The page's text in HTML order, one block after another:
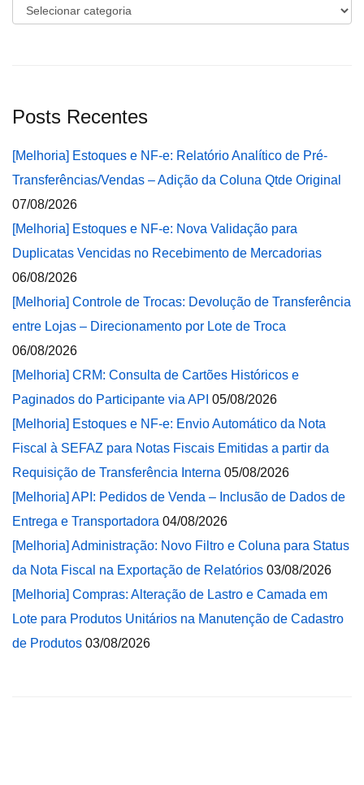
Categorias
Posts Recentes
[Melhoria] Estoques e NF-e: Relatório Analítico de Pré-
Transferências/Vendas – Adição da Coluna Qtde Original
07/08/2026
[Melhoria] Estoques e NF-e: Nova Validação para
Duplicatas Vencidas no Recebimento de Mercadorias
06/08/2026
[Melhoria] Controle de Trocas: Devolução de Transferência
entre Lojas – Direcionamento por Lote de Troca
06/08/2026
[Melhoria] CRM: Consulta de Cartões Históricos e
Paginados do Participante via API 05/08/2026
[Melhoria] Estoques e NF-e: Envio Automático da Nota
Fiscal à SEFAZ para Notas Fiscais Emitidas a partir da
Requisição de Transferência Interna 05/08/2026
[Melhoria] API: Pedidos de Venda – Inclusão de Dados de
Entrega e Transportadora 04/08/2026
[Melhoria] Administração: Novo Filtro e Coluna para Status
da Nota Fiscal na Exportação de Relatórios 03/08/2026
[Melhoria] Compras: Alteração de Lastro e Camada em
Lote para Produtos Unitários na Manutenção de Cadastro
de Produtos 03/08/2026